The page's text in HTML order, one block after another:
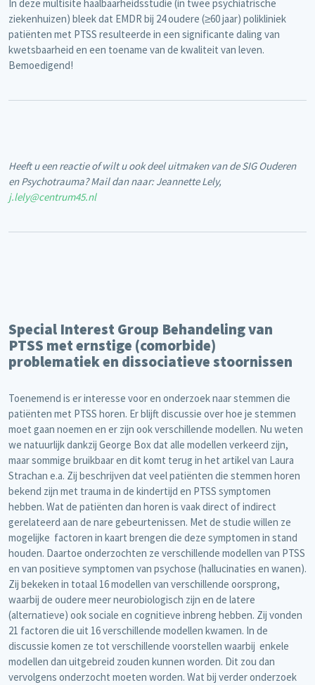
In deze multisite haalbaarheidsstudie (in twee psychiatrische
ziekenhuizen) bleek dat EMDR bij 24 oudere (≥60 jaar) polikliniek
patiënten met PTSS resulteerde in een significante daling van
kwetsbaarheid en een toename van de kwaliteit van leven.
Bemoedigend!
Heeft u een reactie of wilt u ook deel uitmaken van de SIG Ouderen
en Psychotrauma? Mail dan naar: Jeannette Lely,
j.lely@centrum45.nl
Special Interest Group Behandeling van
PTSS met ernstige (comorbide)
problematiek en dissociatieve stoornissen
Toenemend is er interesse voor en onderzoek naar stemmen die
patiënten met PTSS horen. Er blijft discussie over hoe je stemmen
moet gaan noemen en er zijn ook verschillende modellen. Nu weten
we natuurlijk dankzij George Box dat alle modellen verkeerd zijn,
maar sommige bruikbaar en dit komt terug in het artikel van Laura
Strachan e.a. Zij beschrijven dat veel patiënten die stemmen horen
bekend zijn met trauma in de kindertijd en PTSS symptomen
hebben. Wat de patiënten dan horen is vaak direct of indirect
gerelateerd aan de nare gebeurtenissen. Met de studie willen ze
mogelijke factoren in kaart brengen die deze symptomen in stand
houden. Daartoe onderzochten ze verschillende modellen van PTSS
en van positieve symptomen van psychose (hallucinaties en wanen).
Zij bekeken in totaal 16 modellen van verschillende oorsprong,
waarbij de oudere meer neurobiologisch zijn en de latere
(alternatieve) ook sociale en cognitieve inbreng hebben. Zij vonden
21 factoren die uit 16 verschillende modellen kwamen. In de
discussie komen ze tot verschillende voorstellen waarbij enkele
modellen dan uitgebreid zouden kunnen worden. Dit zou dan
vervolgens onderzocht moeten worden. Wat bij verder onderzoek